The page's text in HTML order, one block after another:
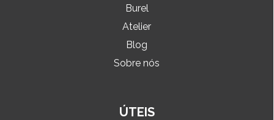
Burel
Atelier
Blog
Sobre nós
ÚTEIS